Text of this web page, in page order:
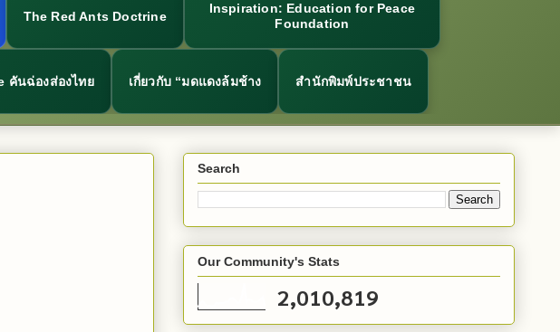
The Red Ants Doctrine
Inspiration: Education for Peace
Foundation
คันฉ่องส่องไทย เกี่ยวกับ “มดแดงล้มช้าง สำนักพิมพ์ประชาชน
Search
Our Community's Stats
2,010,819